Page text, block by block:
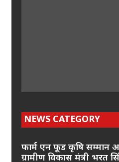
NEWS CATEGORY
फार्म एन फूड कृषि सम्मान
ग्रामीण विकास मंत्री भरत